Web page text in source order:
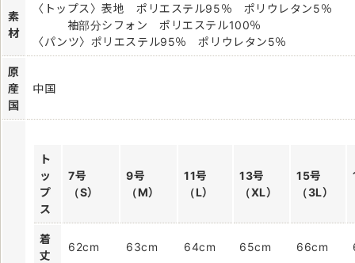
素
材
〈トップス〉表地 ポリエステル95％ ポリウレタン5％
袖部分シフォン ポリエステル100％
〈パンツ〉ポリエステル95％ ポリウレタン5％
原
産
国
中国
ト
ッ
プ
ス
7号
（S）
9号
（M）
11号
（L）
13号
（XL）
15号
（3L）
着
丈
62cm 63cm 64cm 65cm 66cm